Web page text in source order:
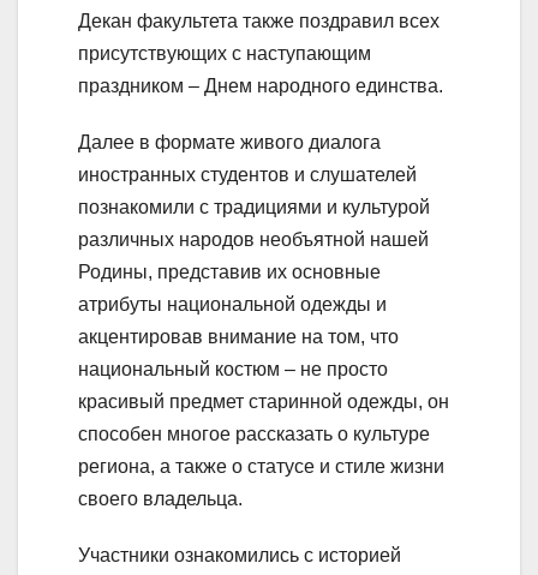
Декан факультета также поздравил всех
присутствующих с наступающим
праздником – Днем народного единства.
Далее в формате живого диалога
иностранных студентов и слушателей
познакомили с традициями и культурой
различных народов необъятной нашей
Родины, представив их основные
атрибуты национальной одежды и
акцентировав внимание на том, что
национальный костюм – не просто
красивый предмет старинной одежды, он
способен многое рассказать о культуре
региона, а также о статусе и стиле жизни
своего владельца.
Участники ознакомились с историей